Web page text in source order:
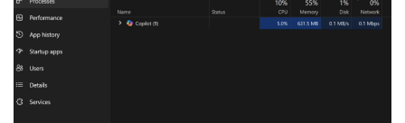
量
化
绘
梦